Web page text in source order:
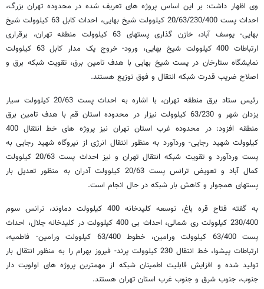
وی اظهار داشت: بر این اساس پروژه های تعریف شده در محدوده تهران بزرگ،
احداث پست 20/63/230/400 کیلوولت شیخ بهایی، احداث کابل 63 کیلوولت شیخ
بهایی- یوسف آباد، خازن گذاری پستهای 63 کیلوولت منطقه تهران، برقراری
ارتباطات 400 کیلوولت شیخ بهایی، ورود- خروج یک مدار کابل 63 کیلوولت
نمایشگاه ستارخان در پست شیخ بهایی با هدف تامین برق، تقویت شبکه برق و
اصلاح ضریب قدرت شبکه انتقال و فوق توزیع هستند.
رئیس ستاد برق منطقه تهران، با اشاره به احداث پست 20/63 کیلوولت سیار
یزدان شهر و 63/230 کیلوولت نیزار در محدوده استان قم با هدف تامین برق
منطقه افزود: در محدوده غرب استان تهران نیز پروژه های خط انتقال 400
کیلوولت شهید رجایی- وردآورد به منظور انتقال انرژی از نیروگاه شهید رجایی به
پست وردآورد و تقویت شبکه انتقال تهران و نیز احداث پست 20/63 کیلوولت
کمال آباد و تعویض ترانس پست 20/63 کیلوولت آدران به منظور تعدیل بار
پستهای همجوار و کاهش بار شبکه در حال انجام است.
به گفته فتاح قره باغ، توسعه کلیدخانه 400 کیلوولت دماوند، ترانس سوم
230/400 کیلوولت ری شمالی، احداث بی 400 کیلوولت در کلیدخانه جلال، احداث
پست 63/400 کیلوولت ورامین، خطوط 63/400 کیلوولت ورامین- فاطمیه،
ارتباطات پیشوا، خط انتقال 230 کیلوولت پرند- فیروز بهرام را به منظور انتقال بار
تولید شده و افزایش قابلیت اطمینان شبکه از مهمترین پروژه های اولویت دار
جنوب، جنوب شرق و جنوب غرب استان تهران هستند.